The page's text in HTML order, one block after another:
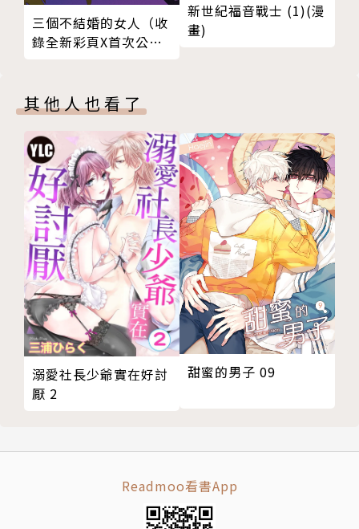
三個不結婚的女人（收
錄全新彩頁X首次公開
新世紀福音戰士 (1)(漫
畫)
其他人也看了
溺愛社長少爺實在好討
厭 2
甜蜜的男子 09
Readmoo看書App